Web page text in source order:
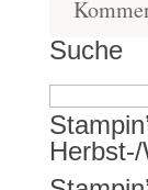
Suche
Suchen
nach: